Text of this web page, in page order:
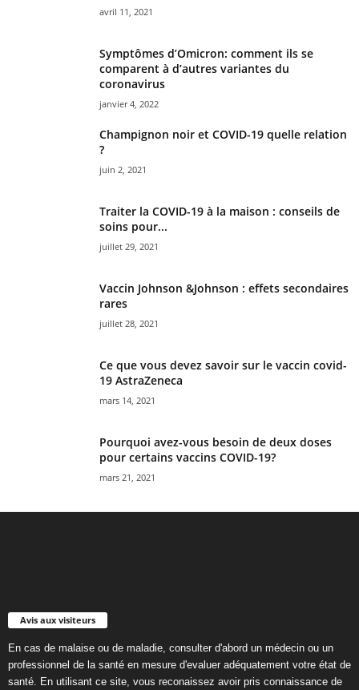
avril 11, 2021
Symptômes d’Omicron: comment ils se
comparent à d’autres variantes du
coronavirus
janvier 4, 2022
Champignon noir et COVID-19 quelle relation
?
juin 2, 2021
Traiter la COVID-19 à la maison : conseils de
soins pour...
juillet 29, 2021
Vaccin Johnson &Johnson : effets secondaires
rares
juillet 28, 2021
Ce que vous devez savoir sur le vaccin covid-
19 AstraZeneca
mars 14, 2021
Pourquoi avez-vous besoin de deux doses
pour certains vaccins COVID-19?
mars 21, 2021
Avis aux visiteurs
En cas de malaise ou de maladie, consulter d'abord un médecin ou un
professionnel de la santé en mesure d'evaluer adéquatement votre état de
santé. En utilisant ce site, vous reconaissez avoir pris connaissance de